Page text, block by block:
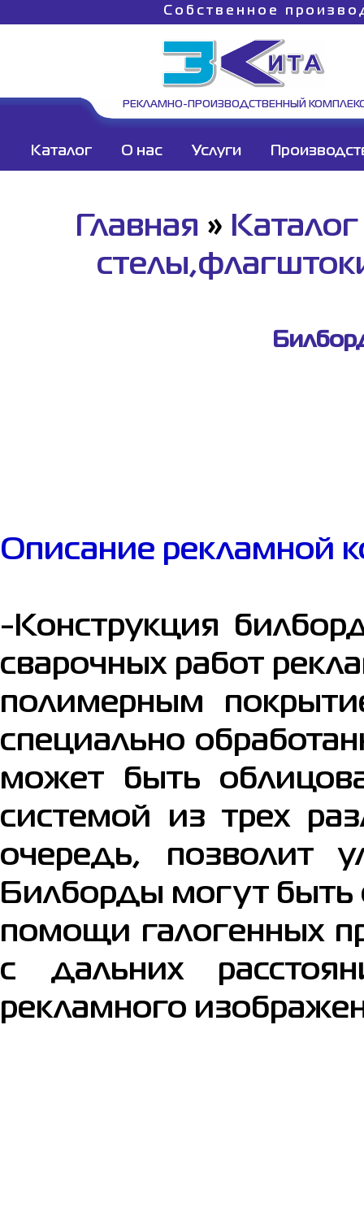
Собственное
РЕКЛАМНО-ПРОИЗВОДСТВЕННЫЙ
Каталог О нас Услуги
Главная » Каталог
Описание рекламной
-Конструкция
сварочных работ
полимерным
специально
может быть
системой из трех
очередь, позволит
Билборды могут быть
помощи галогенных
с дальних
рекламного